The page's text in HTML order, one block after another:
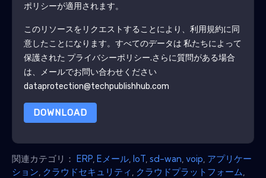
ポリシーが適用されます。
このリソースをリクエストすることにより、利用規約に同
意したことになります。すべてのデータは 私たちによって
保護された プライバシーポリシー.さらに質問がある場合
は、メールでお問い合わせください
dataprotection@techpublishhub.com
DOWNLOAD
関連カテゴリ： ERP Eメール IoT sd-wan voip アプリケー
ション クラウドセキュリティ クラウドプラットフォーム